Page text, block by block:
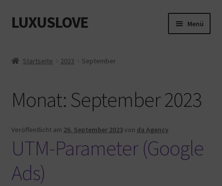
Zur
Navigation
Zum
Inhalt
LUXUSLOVE Menü
Datenschutz
Impressum
Kasse
Mein Konto
Startseite 2023 September
Monat: September 2023
Veröffentlicht am 26. September 2023von da Agency
UTM-Parameter (Google
Ads)